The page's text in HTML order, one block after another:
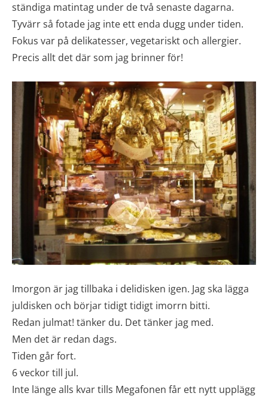
ständiga matintag under de två senaste dagarna.
Tyvärr så fotade jag inte ett enda dugg under tiden.
Fokus var på delikatesser, vegetariskt och allergier.
Precis allt det där som jag brinner för!
Imorgon är jag tillbaka i delidisken igen. Jag ska lägga
juldisken och börjar tidigt tidigt imorrn bitti.
Redan julmat! tänker du. Det tänker jag med.
Men det är redan dags.
Tiden går fort.
6 veckor till jul.
Inte länge alls kvar tills Megafonen får ett nytt upplägg